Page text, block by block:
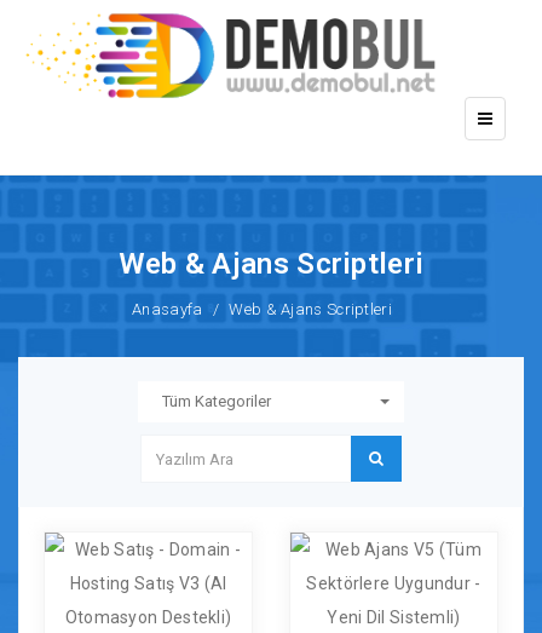
Toggle
Web & Ajans Scriptleri
Anasayfa Web & Ajans Scriptleri
Tüm Kategoriler